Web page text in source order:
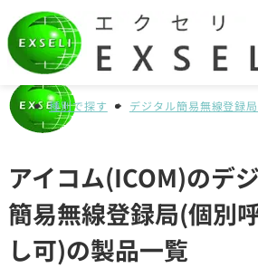
種別で探す デジタル簡易無線登録局
アイコム(ICOM)のデ
簡易無線登録局(個別
し可)の製品一覧